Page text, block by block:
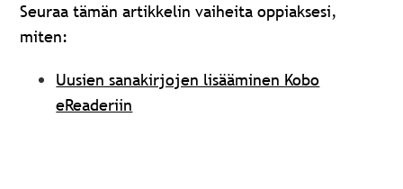
Seuraa tämän artikkelin vaiheita oppiaksesi,
miten:
Uusien sanakirjojen lisääminen Kobo
eReaderiin